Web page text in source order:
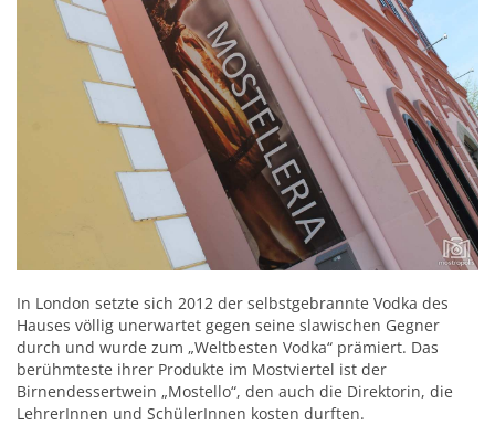
In London setzte sich 2012 der selbstgebrannte Vodka des
Hauses völlig unerwartet gegen seine slawischen Gegner
durch und wurde zum „Weltbesten Vodka“ prämiert. Das
berühmteste ihrer Produkte im Mostviertel ist der
Birnendessertwein „Mostello“, den auch die Direktorin, die
LehrerInnen und SchülerInnen kosten durften.